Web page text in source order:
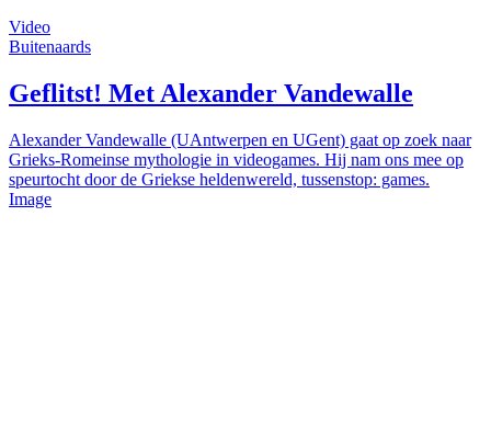
Video
Buitenaards
Geflitst! Met Alexander Vandewalle
Alexander Vandewalle (UAntwerpen en UGent) gaat op zoek naar
Grieks-Romeinse mythologie in videogames. Hij nam ons mee op
speurtocht door de Griekse heldenwereld, tussenstop: games.
Image